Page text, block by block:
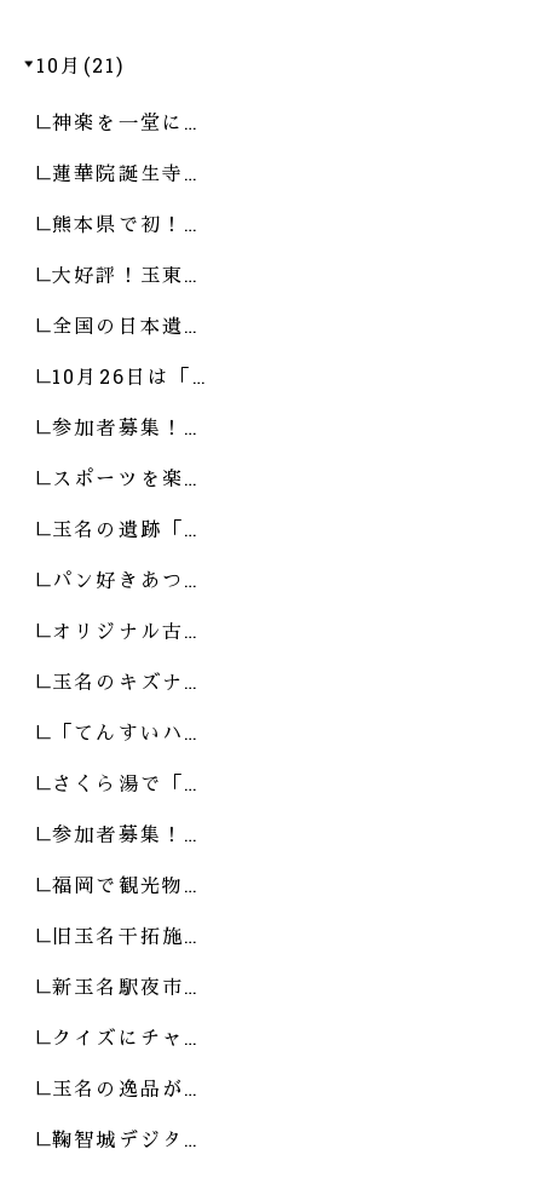
10月(21)
神楽を一堂に…
蓮華院誕生寺…
熊本県で初！…
大好評！玉東…
全国の日本遺…
10月26日は「…
参加者募集！…
スポーツを楽…
玉名の遺跡「…
パン好きあつ…
オリジナル古…
玉名のキズナ…
「てんすいハ…
さくら湯で「…
参加者募集！…
福岡で観光物…
旧玉名干拓施…
新玉名駅夜市…
クイズにチャ…
玉名の逸品が…
鞠智城デジタ…